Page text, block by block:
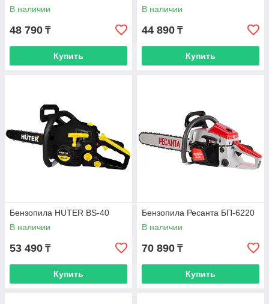
В наличии
48 790 ₸
Купить
В наличии
44 890 ₸
Купить
Бензопила HUTER BS-40
В наличии
53 490 ₸
Купить
Бензопила Ресанта БП-6220
В наличии
70 890 ₸
Купить